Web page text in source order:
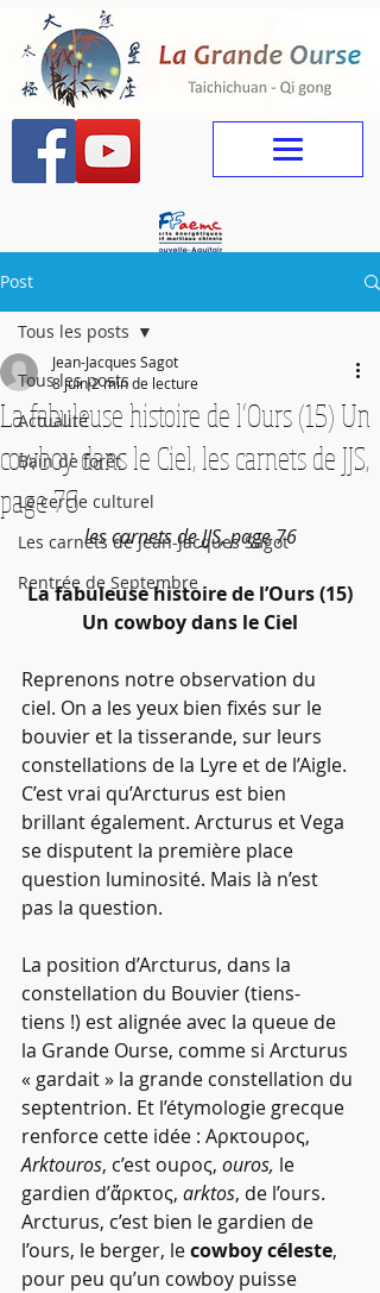
Post
Tous les posts
Actualité
Bain de forêt
Le cercle culturel
Les carnets de Jean-Jacques Sagot
Rentrée de Septembre
Tous les posts
La fabuleuse histoire de l’Ours (15) Un
cowboy dans le Ciel, les carnets de JJS,
page 76
Jean-Jacques Sagot
8 juin2 min de lecture
les carnets de JJS, page 76
La fabuleuse histoire de l’Ours (15)
Un cowboy dans le Ciel
Reprenons notre observation du
ciel. On a les yeux bien fixés sur le
bouvier et la tisserande, sur leurs
constellations de la Lyre et de l’Aigle.
C’est vrai qu’Arcturus est bien
brillant également. Arcturus et Vega
se disputent la première place
question luminosité. Mais là n’est
pas la question.
La position d’Arcturus, dans la
constellation du Bouvier (tiens-
tiens !) est alignée avec la queue de
la Grande Ourse, comme si Arcturus
« gardait » la grande constellation du
septentrion. Et l’étymologie grecque
renforce cette idée : Aρκτοuρος,
Arktouros, c’est οuρος, ouros, le
gardien d’ἄρκτος, arktos, de l’ours.
Arcturus, c’est bien le gardien de
l’ours, le berger, le cowboy céleste,
pour peu qu’un cowboy puisse